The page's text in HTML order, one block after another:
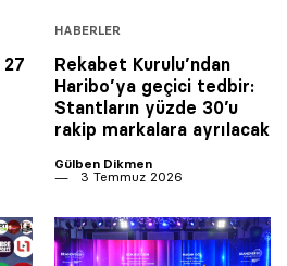
HABERLER
Rekabet Kurulu’ndan
Haribo’ya geçici tedbir:
Stantların yüzde 30’u
rakip markalara ayrılacak
Gülben Dikmen
3 Temmuz 2026